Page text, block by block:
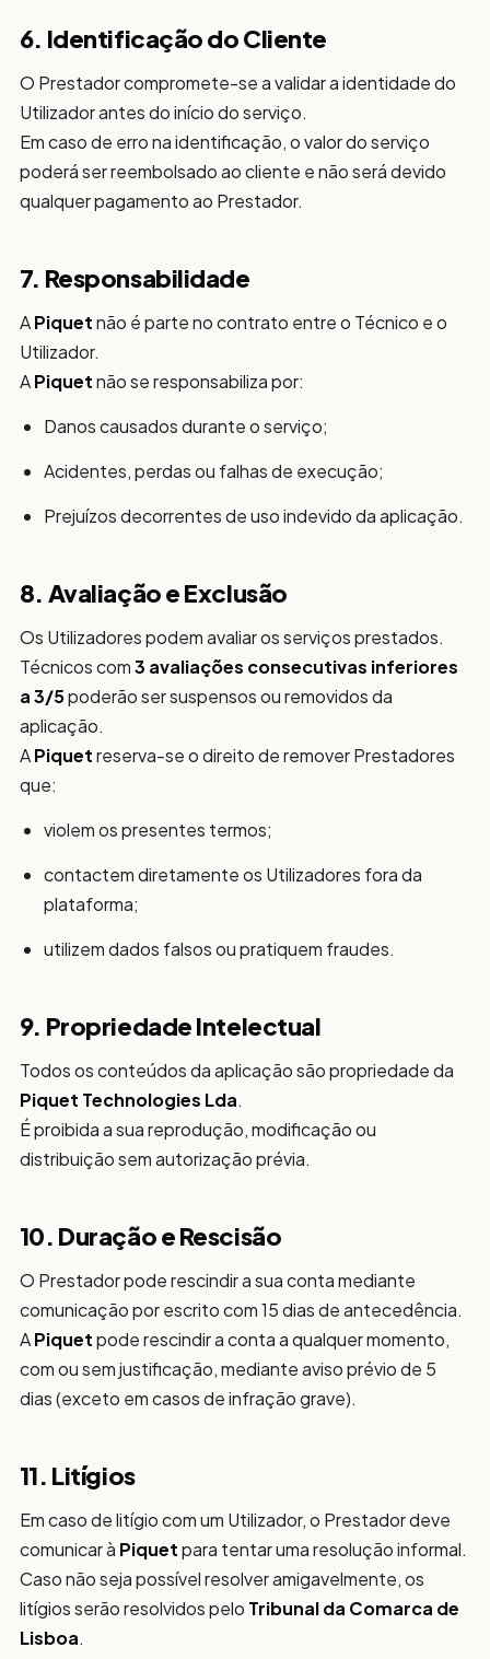
6. Identificação do Cliente
O Prestador compromete-se a validar a identidade do
Utilizador antes do início do serviço.
Em caso de erro na identificação, o valor do serviço
poderá ser reembolsado ao cliente e não será devido
qualquer pagamento ao Prestador.
7. Responsabilidade
APiquetnão é parte no contrato entre o Técnico e o
Utilizador.
APiquetnão se responsabiliza por:
Danos causados durante o serviço;
Acidentes, perdas ou falhas de execução;
Prejuízos decorrentes de uso indevido da aplicação.
8. Avaliação e Exclusão
Os Utilizadores podem avaliar os serviços prestados.
Técnicos com3 avaliações consecutivas inferiores
a 3/5poderão ser suspensos ou removidos da
aplicação.
APiquetreserva-se o direito de remover Prestadores
que:
violem os presentes termos;
contactem diretamente os Utilizadores fora da
plataforma;
utilizem dados falsos ou pratiquem fraudes.
9. Propriedade Intelectual
Todos os conteúdos da aplicação são propriedade da
Piquet Technologies Lda.
É proibida a sua reprodução, modificação ou
distribuição sem autorização prévia.
10. Duração e Rescisão
O Prestador pode rescindir a sua conta mediante
comunicação por escrito com 15 dias de antecedência.
APiquetpode rescindir a conta a qualquer momento,
com ou sem justificação, mediante aviso prévio de 5
dias (exceto em casos de infração grave).
11. Litígios
Em caso de litígio com um Utilizador, o Prestador deve
comunicar à Piquetpara tentar uma resolução informal.
Caso não seja possível resolver amigavelmente, os
litígios serão resolvidos pelo Tribunal da Comarca de
Lisboa.